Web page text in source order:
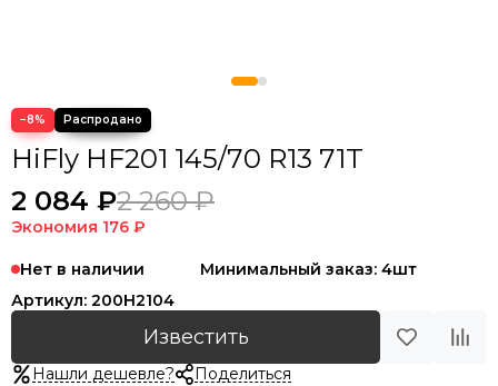
−8%
HiFly HF201 145/70 R13 71T
2 084 ₽2 260 ₽
Экономия 176 ₽
Нет в наличии
Минимальный заказ: 4шт
Артикул: 200H2104
Известить
Нашли дешевле? Поделиться